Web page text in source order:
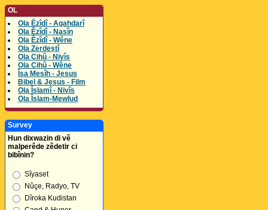
OL
Ola Êzîdî - Agahdarî
Ola Êzîdî - Nasîn
Ola Êzîdî - Wêne
Ola Zerdeştî
Ola Cihû - Nivîs
Ola Cihû - Wêne
Îsa Mesîh - Jesus
Bibel & Jesus - Film
Ola Îslamî - Nivîs
Ola Îslam-Mewlud
Survey
Hun dixwazin di vê
malperêde zêdetir ci
bibînin?
Sîyaset
Nûçe, Radyo, TV
Dîroka Kudistan